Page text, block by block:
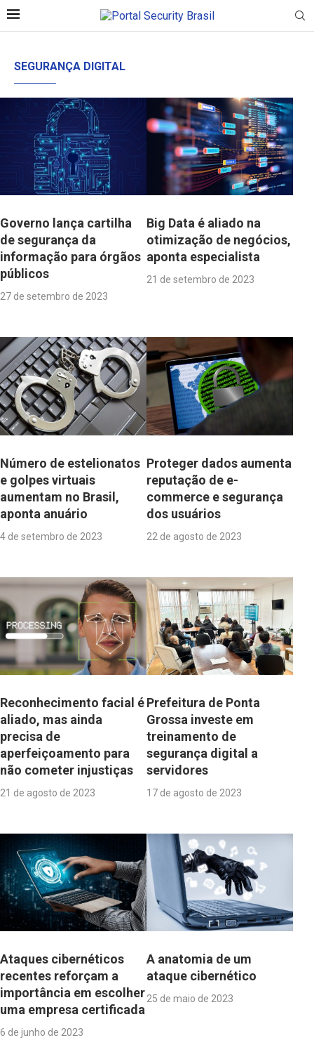
SEGURANÇA DIGITAL
Governo lança cartilha
de segurança da
informação para órgãos
públicos
27 de setembro de 2023
Big Data é aliado na
otimização de negócios,
aponta especialista
21 de setembro de 2023
Número de estelionatos
e golpes virtuais
aumentam no Brasil,
aponta anuário
4 de setembro de 2023
Proteger dados aumenta
reputação de e-
commerce e segurança
dos usuários
22 de agosto de 2023
Reconhecimento facial é
aliado, mas ainda
precisa de
aperfeiçoamento para
não cometer injustiças
21 de agosto de 2023
Prefeitura de Ponta
Grossa investe em
treinamento de
segurança digital a
servidores
17 de agosto de 2023
Ataques cibernéticos
recentes reforçam a
importância em escolher
uma empresa certificada
6 de junho de 2023
A anatomia de um
ataque cibernético
25 de maio de 2023